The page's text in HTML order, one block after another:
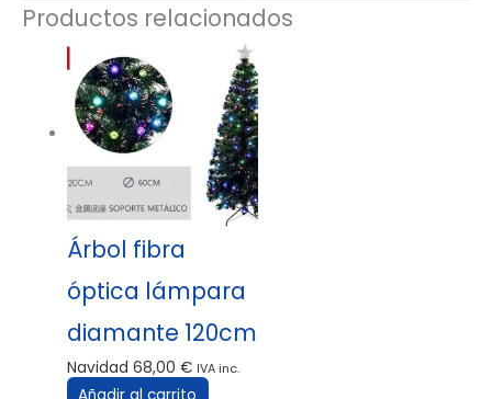
Productos relacionados
Árbol fibra
óptica lámpara
diamante 120cm
Navidad68,00€ IVA inc.